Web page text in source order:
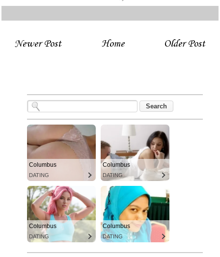
Newer Post Older Post
Home
Columbus
DATING
Columbus
DATING
Columbus
DATING
Columbus
DATING